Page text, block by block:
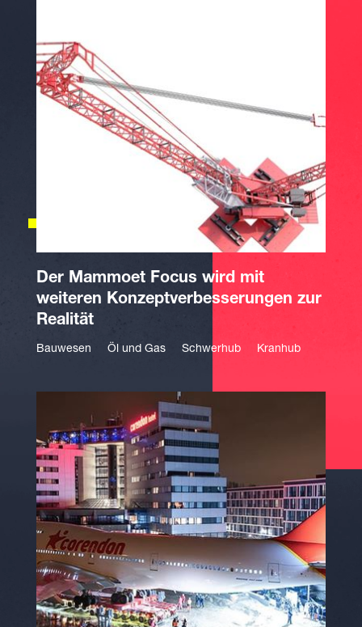
Der Mammoet Focus wird mit
weiteren Konzeptverbesserungen zur
Realität
Bauwesen Öl und Gas Schwerhub Kranhub